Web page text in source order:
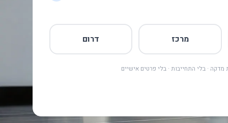
מרכז דרום
מדקה · בלי התחייבות · בלי פרטים אישיים